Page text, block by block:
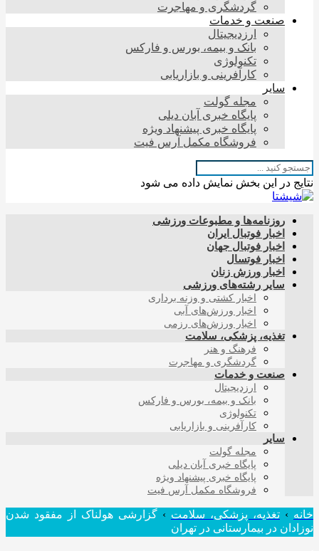
گردشگری و مهاجرت
صنعت و خدمات
ارزدیجیتال
بانک و بیمه، بورس و فارکس
تکنولوژی
کارآفرینی و بازاریابی
سایر
مجله گولت
پایگاه خبری آبان دیلی
پایگاه خبری پیشنهاد ویژه
فروشگاه مکمل آرس فیت
نتایج در این بخش نمایش داده می شود
روزنامه‌ها و مطبوعات ورزشی
اخبار فوتبال ایران
اخبار فوتبال جهان
اخبار فوتسال
اخبار ورزش زنان
سایر رشته‌های ورزشی
اخبار کشتی و وزنه برداری
اخبار ورزش‌های آبی
اخبار ورزش‌های رزمی
تغذیه، پزشکی، سلامت
فرهنگ و هنر
گردشگری و مهاجرت
صنعت و خدمات
ارزدیجیتال
بانک و بیمه، بورس و فارکس
تکنولوژی
کارآفرینی و بازاریابی
سایر
مجله گولت
پایگاه خبری آبان دیلی
پایگاه خبری پیشنهاد ویژه
فروشگاه مکمل آرس فیت
خانه › تغذیه، پزشکی، سلامت › گزارشی هولناک از مفقود شدن
نوزادان در بیمارستانی در تهران